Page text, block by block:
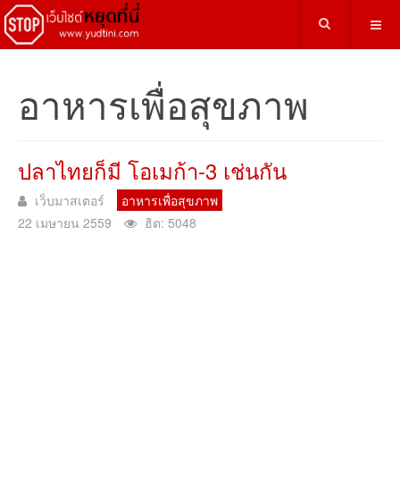
อาหารเพื่อสุขภาพ
ปลาไทยก็มี โอเมก้า-3 เช่นกัน
เว็บมาสเตอร์
อาหารเพื่อสุขภาพ
22 เมษายน 2559
ฮิต: 5048